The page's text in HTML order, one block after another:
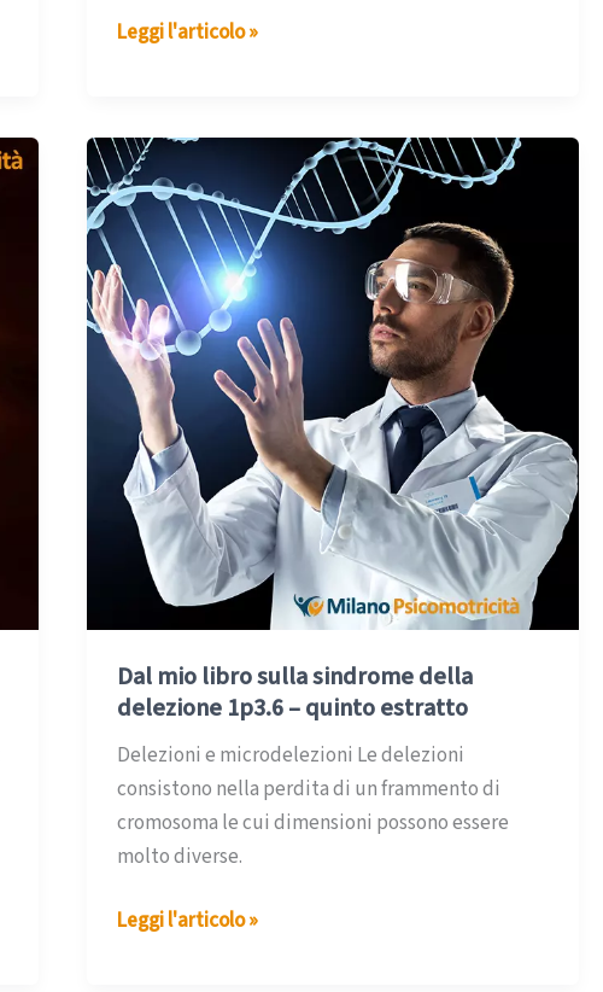
Dal
sulla
sindrome
della
delezione
1p3.6
–
ottavo
estratto
Leggi l'articolo »
Dal mio libro sulla sindrome della
delezione 1p3.6 – quinto estratto
Delezioni e microdelezioni Le delezioni
consistono nella perdita di un frammento di
cromosoma le cui dimensioni possono essere
molto diverse.
Dal
Leggi l'articolo »